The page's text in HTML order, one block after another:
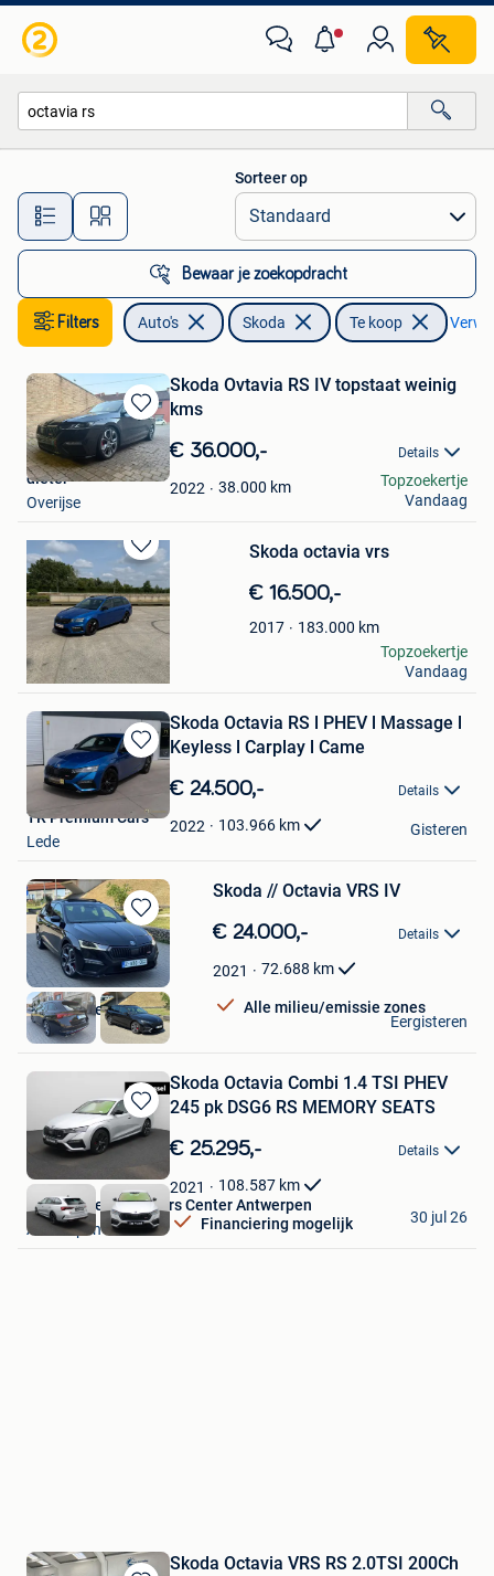
Alle afstanden…
Sorteer op
Bewaar je zoekopdracht
Filters Auto's Skoda Te koop
Bewaren
in
Mijn
Favorieten
Skoda Ovtavia RS IV topstaat weinig
kms
€ 36.000,- Details
2022 38.000 km
dieter
Overijse
Topzoekertje
Vandaag
Bewaren
in
Mijn
Favorieten
Skoda octavia vrs
€ 16.500,-
2017 183.000 km
Denzel
Dendermonde
Topzoekertje
Vandaag
Bewaren
in
Mijn
Favorieten
Skoda Octavia RS l PHEV l Massage l
Keyless l Carplay l Came
€ 24.500,- Details
2022 103.966 km
TR Premium Cars
Lede
Gisteren
Bewaren
in
Mijn
Favorieten
Skoda // Octavia VRS IV
€ 24.000,- Details
2021 72.688 km
Alle milieu/emissie zones
Autohandel Ez
Hoboken
Eergisteren
Bewaren
in
Favorieten
Skoda Octavia Combi 1.4 TSI PHEV
245 pk DSG6 RS MEMORY SEATS
€ 25.295,- Details
2021 108.587 km
Financiering mogelijk
Van Mossel Used Cars Center Antwerpen
Antwerpen
30 jul 26
Skoda Octavia VRS RS 2.0TSI 200Ch